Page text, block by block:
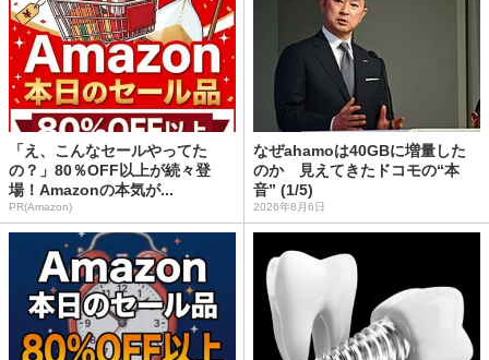
「え、こんなセールやってた
の？」80％OFF以上が続々登
場！Amazonの本気が...
PR(Amazon)
なぜahamoは40GBに増量した
のか 見えてきたドコモの“本
音” (1/5)
2026年8月6日